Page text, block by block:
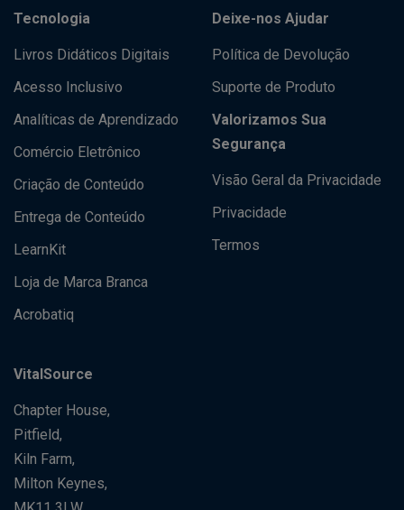
Tecnologia
Livros Didáticos Digitais
Acesso Inclusivo
Analíticas de Aprendizado
Comércio Eletrônico
Criação de Conteúdo
Entrega de Conteúdo
LearnKit
Loja de Marca Branca
Acrobatiq
Deixe-nos Ajudar
Política de Devolução
Suporte de Produto
Valorizamos Sua
Segurança
Visão Geral da Privacidade
Privacidade
Termos
VitalSource
Chapter House,
Pitfield,
Kiln Farm,
Milton Keynes,